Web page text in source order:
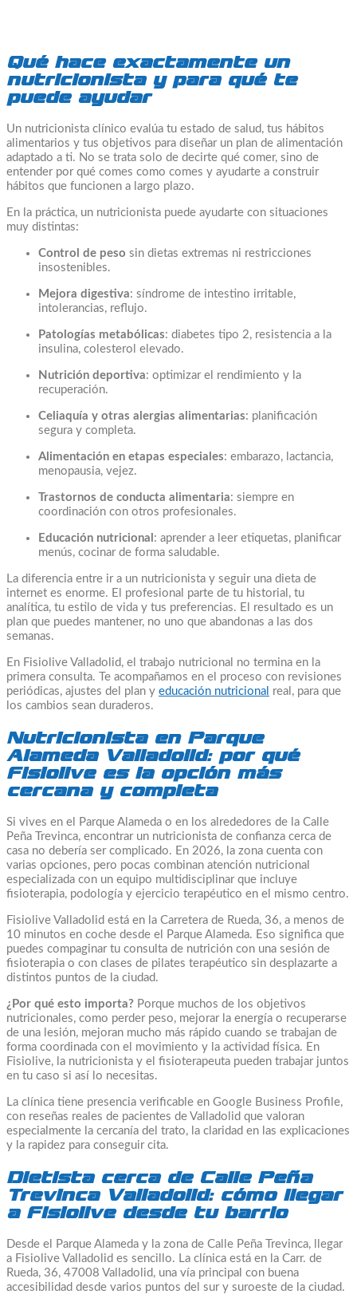
Qué hace exactamente un
nutricionista y para qué te
puede ayudar
Un nutricionista clínico evalúa tu estado de salud, tus hábitos
alimentarios y tus objetivos para diseñar un plan de alimentación
adaptado a ti. No se trata solo de decirte qué comer, sino de
entender por qué comes como comes y ayudarte a construir
hábitos que funcionen a largo plazo.
En la práctica, un nutricionista puede ayudarte con situaciones
muy distintas:
Control de peso sin dietas extremas ni restricciones
insostenibles.
Mejora digestiva: síndrome de intestino irritable,
intolerancias, reflujo.
Patologías metabólicas: diabetes tipo 2, resistencia a la
insulina, colesterol elevado.
Nutrición deportiva: optimizar el rendimiento y la
recuperación.
Celiaquía y otras alergias alimentarias: planificación
segura y completa.
Alimentación en etapas especiales: embarazo, lactancia,
menopausia, vejez.
Trastornos de conducta alimentaria: siempre en
coordinación con otros profesionales.
Educación nutricional : aprender a leer etiquetas, planificar
menús, cocinar de forma saludable.
La diferencia entre ir a un nutricionista y seguir una dieta de
internet es enorme. El profesional parte de tu historial, tu
analítica, tu estilo de vida y tus preferencias. El resultado es un
plan que puedes mantener, no uno que abandonas a las dos
semanas.
En Fisiolive Valladolid, el trabajo nutricional no termina en la
primera consulta. Te acompañamos en el proceso con revisiones
periódicas, ajustes del plan y educación nutricional real, para que
los cambios sean duraderos.
Nutricionista en Parque
Alameda Valladolid: por qué
Fisiolive es la opción más
cercana y completa
Si vives en el Parque Alameda o en los alrededores de la Calle
Peña Trevinca, encontrar un nutricionista de confianza cerca de
casa no debería ser complicado. En 2026, la zona cuenta con
varias opciones, pero pocas combinan atención nutricional
especializada con un equipo multidisciplinar que incluye
fisioterapia, podología y ejercicio terapéutico en el mismo centro.
Fisiolive Valladolid está en la Carretera de Rueda, 36, a menos de
10 minutos en coche desde el Parque Alameda. Eso significa que
puedes compaginar tu consulta de nutrición con una sesión de
fisioterapia o con clases de pilates terapéutico sin desplazarte a
distintos puntos de la ciudad.
¿Por qué esto importa? Porque muchos de los objetivos
nutricionales, como perder peso, mejorar la energía o recuperarse
de una lesión, mejoran mucho más rápido cuando se trabajan de
forma coordinada con el movimiento y la actividad física. En
Fisiolive, la nutricionista y el fisioterapeuta pueden trabajar juntos
en tu caso si así lo necesitas.
La clínica tiene presencia verificable en Google Business Profile,
con reseñas reales de pacientes de Valladolid que valoran
especialmente la cercanía del trato, la claridad en las explicaciones
y la rapidez para conseguir cita.
Dietista cerca de Calle Peña
Trevinca Valladolid: cómo llegar
a Fisiolive desde tu barrio
Desde el Parque Alameda y la zona de Calle Peña Trevinca, llegar
a Fisiolive Valladolid es sencillo. La clínica está en la Carr. de
Rueda, 36, 47008 Valladolid, una vía principal con buena
accesibilidad desde varios puntos del sur y suroeste de la ciudad.